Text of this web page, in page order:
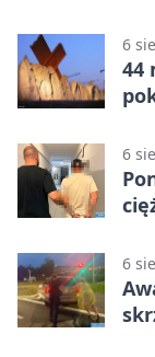
6
44
6
6